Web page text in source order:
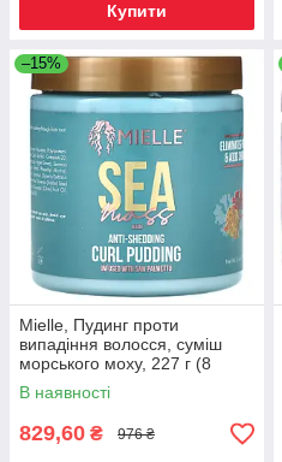
Купити
–15%
Mielle, Пудинг проти
випадіння волосся, суміш
морського моху, 227 г (8
унцій), Київ
В наявності
829,60 ₴ 976 ₴